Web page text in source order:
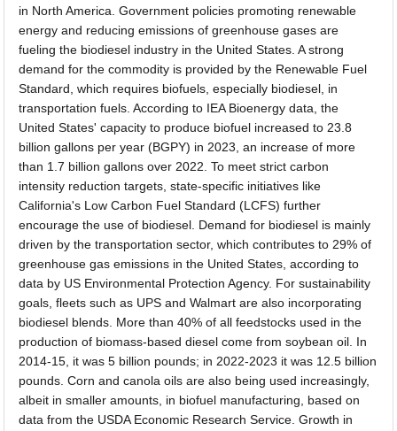
in North America. Government policies promoting renewable
energy and reducing emissions of greenhouse gases are
fueling the biodiesel industry in the United States. A strong
demand for the commodity is provided by the Renewable Fuel
Standard, which requires biofuels, especially biodiesel, in
transportation fuels. According to IEA Bioenergy data, the
United States' capacity to produce biofuel increased to 23.8
billion gallons per year (BGPY) in 2023, an increase of more
than 1.7 billion gallons over 2022. To meet strict carbon
intensity reduction targets, state-specific initiatives like
California's Low Carbon Fuel Standard (LCFS) further
encourage the use of biodiesel. Demand for biodiesel is mainly
driven by the transportation sector, which contributes to 29% of
greenhouse gas emissions in the United States, according to
data by US Environmental Protection Agency. For sustainability
goals, fleets such as UPS and Walmart are also incorporating
biodiesel blends. More than 40% of all feedstocks used in the
production of biomass-based diesel come from soybean oil. In
2014-15, it was 5 billion pounds; in 2022-2023 it was 12.5 billion
pounds. Corn and canola oils are also being used increasingly,
albeit in smaller amounts, in biofuel manufacturing, based on
data from the USDA Economic Research Service. Growth in